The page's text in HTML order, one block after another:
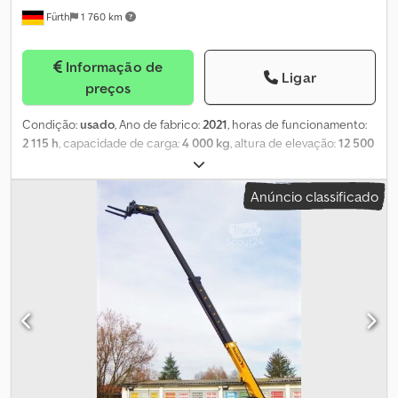
Fürth 1 760 km
Informação de
preços
Ligar
Condição:usado, Ano de fabrico:2021, horas de funcionamento:
2 115 h, capacidade de carga:4 000 kg, altura de elevação:12 500
, tipo de mastro:
altura de construção:2 425 mm, potência:55,4 kW (75,32 cv),
fabricante de motores:
, largura do suporte de garfos:1 500
, comprimento do garfo:
, dimensão do pneu dianteiro:
16.0 / 70 - 20
, largura total:
acoplamento de reboque, cabina, deslocamento
lateral, garfos para paletes, iluminação, lança ajustável,
protetor de cabeça, tração integral, Manipulador telescópico
para terreno acidentado MERLO, modelo: PANORAMIC P 40.13
TURBO - 4x4x4, primeiro uso: 2022, CAPACIDADE DE ELEVAÇÃO:
4.000 kg, ALTURA DE ELEVAÇÃO: 12,50 m, GARFOS LONGOS
Anúncio classificado